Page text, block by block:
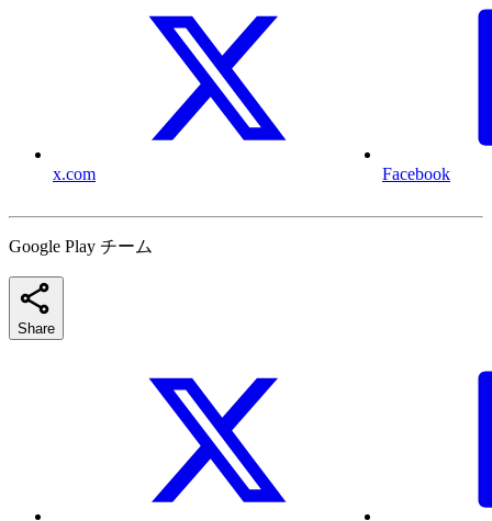
x.com Facebook
Google Play チーム
Share